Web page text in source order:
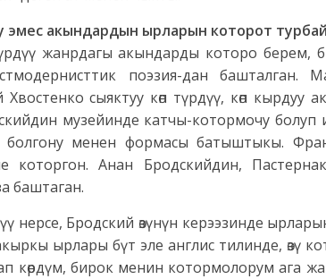
эмес акындардын ырларын которот
жанрдагы акындарды которо берем,
поэзия-дан башталган.
сыяктуу көп түрдүү, көп кырдуу
музейинде катчы-котормочу
болгону менен формасы батыштыкы.
которгон. Анан Бродскийдин,
баштаган.
нерсе, Бродский өзүнүн керээзинде
ырлары бүт эле англис тилинде, өзү
көрдүм, бирок менин котормолорум ага